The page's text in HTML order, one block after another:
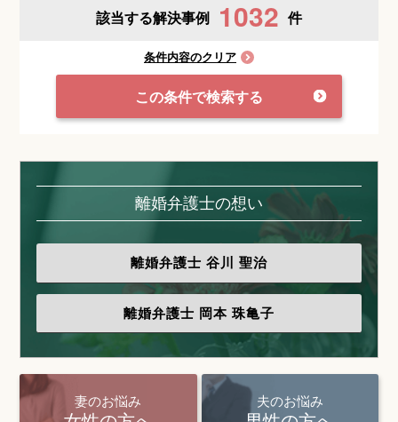
該当する解決事例 1032 件
条件内容のクリア
この条件で検索する
離婚弁護士の想い
離婚弁護士 谷川 聖治
離婚弁護士 岡本 珠亀子
妻のお悩み 夫のお悩み